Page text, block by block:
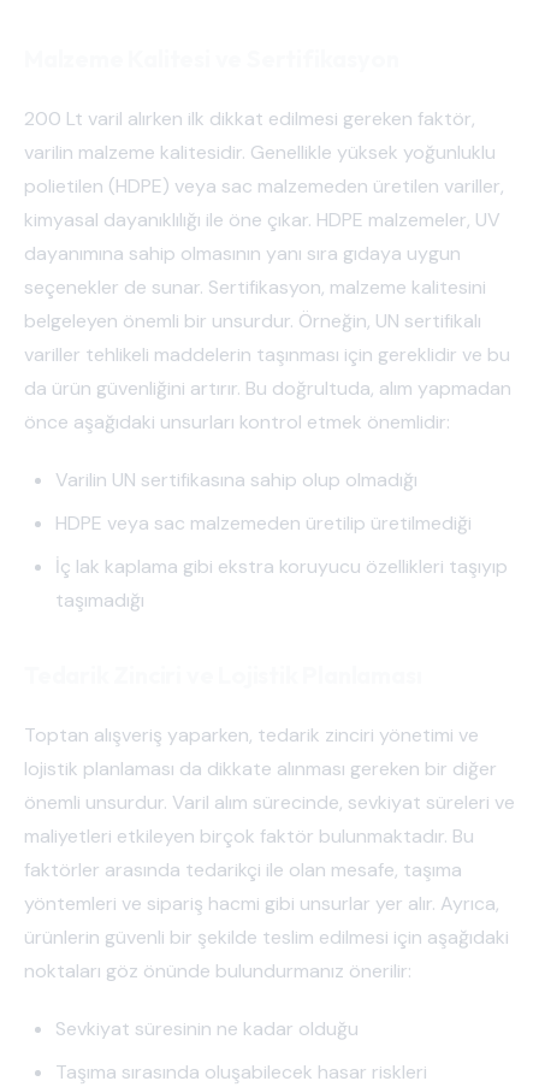
200 Lt varil alırken ilk dikkat edilmesi gereken faktör,
varilin malzeme kalitesidir. Genellikle yüksek yoğunluklu
polietilen (HDPE) veya sac malzemeden üretilen variller,
kimyasal dayanıklılığı ile öne çıkar. HDPE malzemeler, UV
dayanımına sahip olmasının yanı sıra gıdaya uygun
seçenekler de sunar. Sertifikasyon, malzeme kalitesini
belgeleyen önemli bir unsurdur. Örneğin, UN sertifikalı
variller tehlikeli maddelerin taşınması için gereklidir ve bu
da ürün güvenliğini artırır. Bu doğrultuda, alım yapmadan
önce aşağıdaki unsurları kontrol etmek önemlidir:
Varilin UN sertifikasına sahip olup olmadığı
HDPE veya sac malzemeden üretilip üretilmediği
İç lak kaplama gibi ekstra koruyucu özellikleri taşıyıp
taşımadığı
Toptan alışveriş yaparken, tedarik zinciri yönetimi ve
lojistik planlaması da dikkate alınması gereken bir diğer
önemli unsurdur. Varil alım sürecinde, sevkiyat süreleri ve
maliyetleri etkileyen birçok faktör bulunmaktadır. Bu
faktörler arasında tedarikçi ile olan mesafe, taşıma
yöntemleri ve sipariş hacmi gibi unsurlar yer alır. Ayrıca,
ürünlerin güvenli bir şekilde teslim edilmesi için aşağıdaki
noktaları göz önünde bulundurmanız önerilir:
Sevkiyat süresinin ne kadar olduğu
Taşıma sırasında oluşabilecek hasar riskleri